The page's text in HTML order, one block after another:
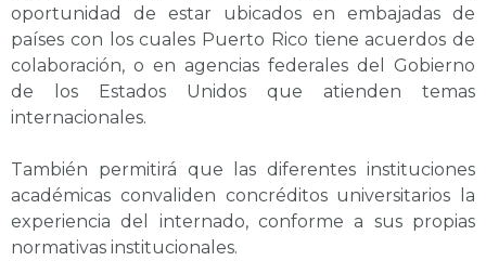
oportunidad de estar ubicados en embajadas de
países con los cuales Puerto Rico tiene acuerdos de
colaboración, o en agencias federales del Gobierno
de los Estados Unidos que atienden temas
internacionales.
También permitirá que las diferentes instituciones
académicas convaliden concréditos universitarios la
experiencia del internado, conforme a sus propias
normativas institucionales.